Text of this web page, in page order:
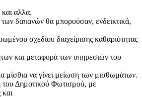
αλλα.
δαπανών θα μπορούσαν, ενδεικτικά,
σχεδίου διαχείρισης καθαριότητας
και μεταφορά των υπηρεσιών του
μίσθια να γίνει μείωση των μισθωμάτων.
του Δημοτικού Φωτισμού, με